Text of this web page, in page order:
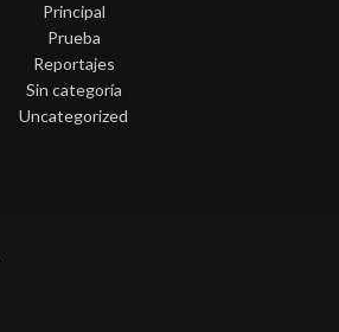
Principal
Prueba
Reportajes
Sin categoría
Uncategorized